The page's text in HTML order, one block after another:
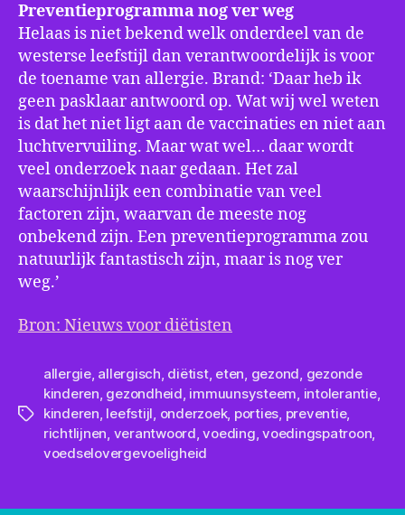
Preventieprogramma nog ver weg
Helaas is niet bekend welk onderdeel van de
westerse leefstijl dan verantwoordelijk is voor
de toename van allergie. Brand: ‘Daar heb ik
geen pasklaar antwoord op. Wat wij wel weten
is dat het niet ligt aan de vaccinaties en niet aan
luchtvervuiling. Maar wat wel… daar wordt
veel onderzoek naar gedaan. Het zal
waarschijnlijk een combinatie van veel
factoren zijn, waarvan de meeste nog
onbekend zijn. Een preventieprogramma zou
natuurlijk fantastisch zijn, maar is nog ver
weg.’
Bron: Nieuws voor diëtisten
Tags
allergie, allergisch, diëtist, eten, gezond, gezonde
kinderen, gezondheid, immuunsysteem, intolerantie,
kinderen, leefstijl, onderzoek, porties, preventie,
richtlijnen, verantwoord,voeding,voedingspatroon,
voedselovergevoeligheid